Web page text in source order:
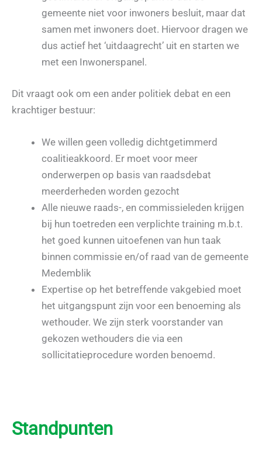
gemeente niet voor inwoners besluit, maar dat
samen met inwoners doet. Hiervoor dragen we
dus actief het ‘uitdaagrecht’ uit en starten we
met een Inwonerspanel.
Dit vraagt ook om een ander politiek debat en een
krachtiger bestuur:
We willen geen volledig dichtgetimmerd
coalitieakkoord. Er moet voor meer
onderwerpen op basis van raadsdebat
meerderheden worden gezocht
Alle nieuwe raads-, en commissieleden krijgen
bij hun toetreden een verplichte training m.b.t.
het goed kunnen uitoefenen van hun taak
binnen commissie en/of raad van de gemeente
Medemblik
Expertise op het betreffende vakgebied moet
het uitgangspunt zijn voor een benoeming als
wethouder. We zijn sterk voorstander van
gekozen wethouders die via een
sollicitatieprocedure worden benoemd.
Standpunten